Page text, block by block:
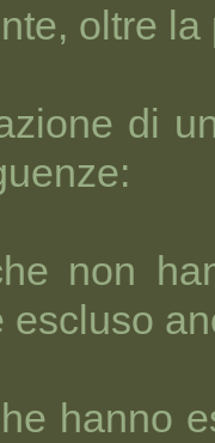
oltre
di
non
escluso
hanno